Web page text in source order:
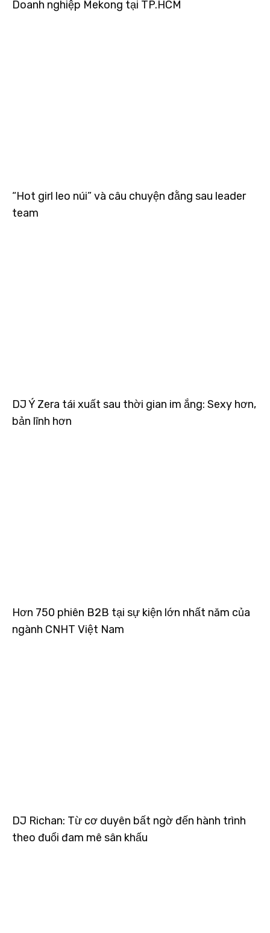
Doanh nghiệp Mekong tại TP.HCM
“Hot girl leo núi” và câu chuyện đằng sau leader
team
DJ Ý Zera tái xuất sau thời gian im ắng: Sexy hơn,
bản lĩnh hơn
Hơn 750 phiên B2B tại sự kiện lớn nhất năm của
ngành CNHT Việt Nam
DJ Richan: Từ cơ duyên bất ngờ đến hành trình
theo đuổi đam mê sân khấu